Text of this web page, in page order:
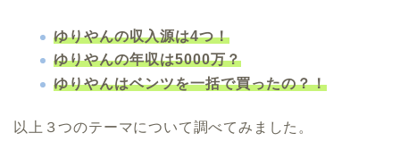
ゆりやんの収入源は4つ！
ゆりやんの年収は5000万？
ゆりやんはベンツを一括で買ったの？！
以上３つのテーマについて調べてみました。